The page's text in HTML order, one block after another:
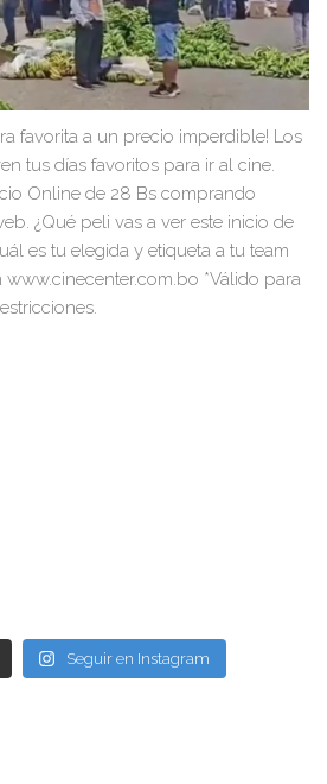
Seguir en Instagram